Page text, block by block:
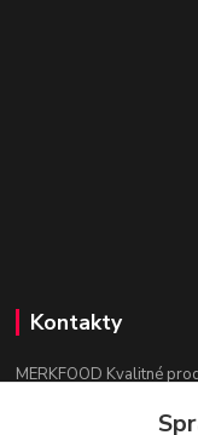
Kontakty
MERKFOOD Kvalitné
Ing. Lenka Mokrošová